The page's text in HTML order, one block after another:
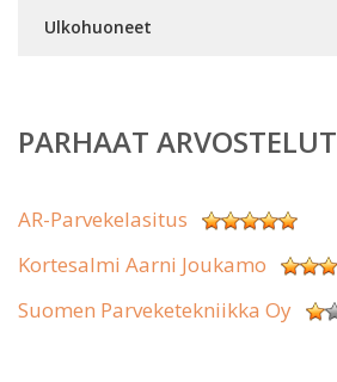
Ulkohuoneet
PARHAAT ARVOSTELUT
AR-Parvekelasitus
Kortesalmi Aarni Joukamo
Suomen Parveketekniikka Oy